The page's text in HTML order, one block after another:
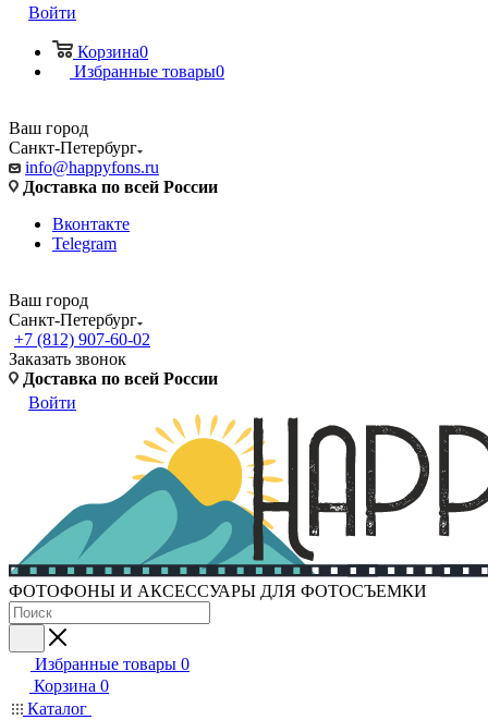
Войти
Корзина0
Избранные товары0
Ваш город
Санкт-Петербург
info@happyfons.ru
Доставка по всей России
Вконтакте
Telegram
Ваш город
Санкт-Петербург
+7 (812) 907-60-02
Заказать звонок
Доставка по всей России
Войти
ФОТОФОНЫ И АКСЕССУАРЫ ДЛЯ ФОТОСЪЕМКИ
Избранные товары 0
Корзина 0
Каталог